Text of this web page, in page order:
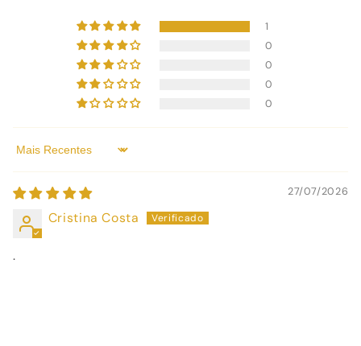
1
0
0
0
0
Sort by
27/07/2026
Cristina Costa
.